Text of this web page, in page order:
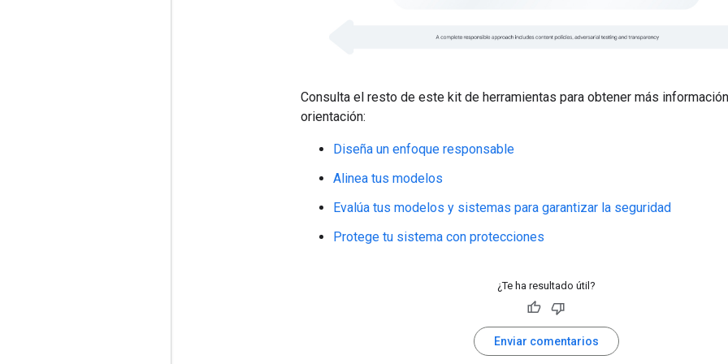
Consulta el resto de este kit de herramientas para obtener más
orientación:
Diseña un enfoque responsable
Alinea tus modelos
Evalúa tus modelos y sistemas para garantizar la seguridad
Protege tu sistema con protecciones
¿Te ha resultado útil?
Enviar comentarios